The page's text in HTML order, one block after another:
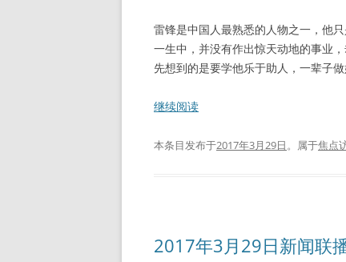
雷锋是中国人最熟悉的人物之一，他
一生中，并没有作出惊天动地的事业
先想到的是要学他乐于助人，一辈子
继续阅读
本条目发布于2017年3月29日。属于焦点
2017年3月29日新闻联